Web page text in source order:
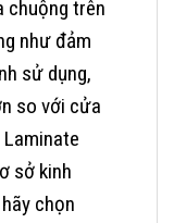
chuộng trên
như đảm
sử dụng,
so với cửa
sở kinh
chọn